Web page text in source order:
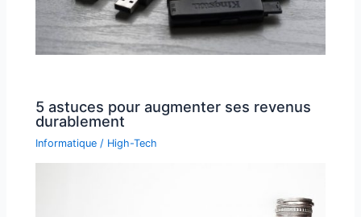
5 astuces pour augmenter ses revenus
durablement
Informatique / High-Tech